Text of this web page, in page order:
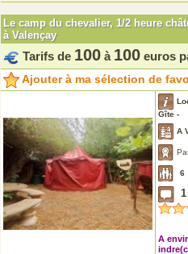
Le camp du chevalier, 1/2 heure
à Valençay
Tarifs de 100 à 100 euros
Ajouter à ma sélection de
Gîte -
A
6
1
A